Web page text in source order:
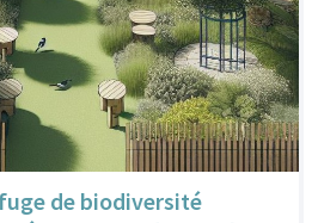
de biodiversité